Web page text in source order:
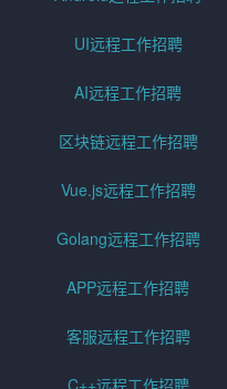
UI远程工作招聘
AI远程工作招聘
区块链远程工作招聘
Vue.js远程工作招聘
Golang远程工作招聘
APP远程工作招聘
客服远程工作招聘
C++远程工作招聘